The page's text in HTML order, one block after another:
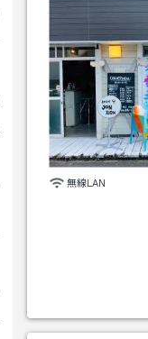
無線LAN